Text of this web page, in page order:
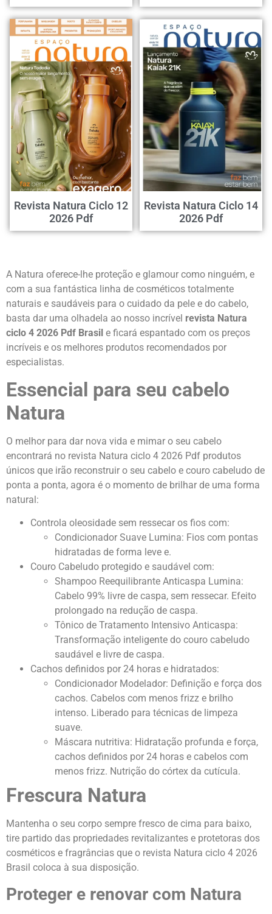
Revista Natura Ciclo 12
2026 Pdf
Revista Natura Ciclo 14
2026 Pdf
A Natura oferece-lhe proteção e glamour como ninguém, e
com a sua fantástica linha de cosméticos totalmente
naturais e saudáveis para o cuidado da pele e do cabelo,
basta dar uma olhadela ao nosso incrível revista Natura
ciclo 4 2026 Pdf Brasil e ficará espantado com os preços
incríveis e os melhores produtos recomendados por
especialistas.
Essencial para seu cabelo
Natura
O melhor para dar nova vida e mimar o seu cabelo
encontrará no revista Natura ciclo 4 2026 Pdf produtos
únicos que irão reconstruir o seu cabelo e couro cabeludo de
ponta a ponta, agora é o momento de brilhar de uma forma
natural:
Controla oleosidade sem ressecar os fios com:
Condicionador Suave Lumina: Fios com pontas
hidratadas de forma leve e.
Couro Cabeludo protegido e saudável com:
Shampoo Reequilibrante Anticaspa Lumina:
Cabelo 99% livre de caspa, sem ressecar. Efeito
prolongado na redução de caspa.
Tônico de Tratamento Intensivo Anticaspa:
Transformação inteligente do couro cabeludo
saudável e livre de caspa.
Cachos definidos por 24 horas e hidratados:
Condicionador Modelador: Definição e força dos
cachos. Cabelos com menos frizz e brilho
intenso. Liberado para técnicas de limpeza
suave.
Máscara nutritiva: Hidratação profunda e força,
cachos definidos por 24 horas e cabelos com
menos frizz. Nutrição do córtex da cutícula.
Frescura Natura
Mantenha o seu corpo sempre fresco de cima para baixo,
tire partido das propriedades revitalizantes e protetoras dos
cosméticos e fragrâncias que o revista Natura ciclo 4 2026
Brasil coloca à sua disposição.
Proteger e renovar com Natura